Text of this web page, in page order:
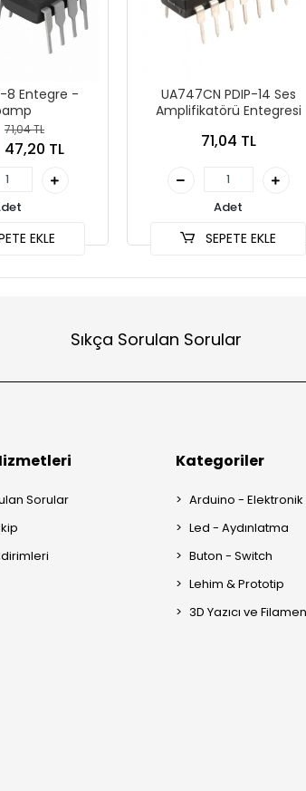
8 Entegre -
71,04 TL
47,20 TL
EKLE
UA747CN PDIP-14 Ses
Amplifikatörü Entegresi
71,04 TL
Adet
SEPETE EKLE
Sıkça Sorulan Sorular
Sorular
Kategoriler
Arduino - Elektronik
Led - Aydınlatma
Buton - Switch
Lehim & Prototip
3D Yazıcı ve